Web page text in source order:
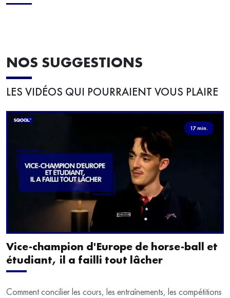
NOS SUGGESTIONS
LES VIDÉOS QUI POURRAIENT VOUS PLAIRE
17 min.
Vice-champion d'Europe de horse-ball et
étudiant, il a failli tout lâcher
Comment concilier les cours, les entraînements, les compétitions